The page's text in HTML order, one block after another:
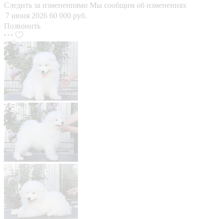
Следить за изменениями Мы сообщим об изменениях
7 июня 2026 60 000 руб.
Позвонить